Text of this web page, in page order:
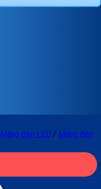
Máng đèn LED / Máng đèn